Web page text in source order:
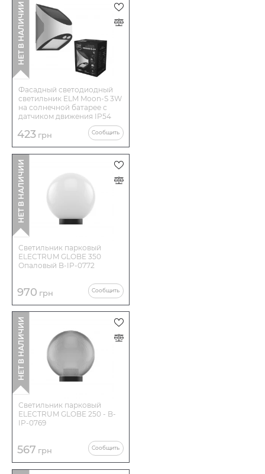
Фасадный светодиодный
светильник ELM Moon-S 3W
на солнечной батарее с
датчиком движения IP54
423 грн Сообщить
НЕТ В НАЛИЧИИ
Светильник парковый
ELECTRUM GLOBE 350
Опаловый B-IP-0772
970 грн Сообщить
НЕТ В НАЛИЧИИ
Светильник парковый
ELECTRUM GLOBE 250 - B-
IP-0769
567 грн Сообщить
НЕТ В НАЛИЧИИ